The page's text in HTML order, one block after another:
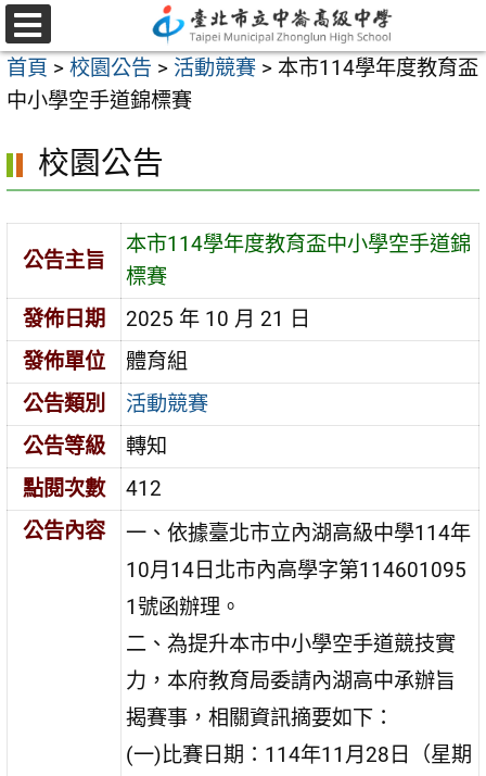
跳
至
主
要
容
選
單
首頁 > 校園公告 > 活動競賽 > 本市114學年度教育盃
中小學空手道錦標賽
校園公告
公告主旨
本市114學年度教育盃中小學空手道錦
標賽
發佈日期
2025 年 10 月 21 日
發佈單位
體育組
公告類別
活動競賽
公告等級
轉知
點閱次數
412
公告內容
一、依據臺北市立內湖高級中學114年
10月14日北市內高學字第114601095
1號函辦理。
二、為提升本市中小學空手道競技實
力，本府教育局委請內湖高中承辦旨
揭賽事，相關資訊摘要如下：
(一)比賽日期：114年11月28日（星期